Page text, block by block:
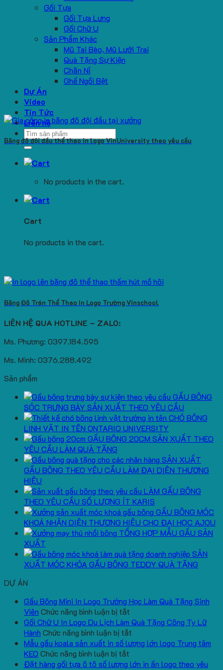
Gối Tựa
Gối Tựa Lưng
Gối Chữ U
Sản Phẩm Khác
Mũ Tai Bèo, Mũ Lưỡi Trai
Quà Tặng Sự Kiện
Chăn Nỉ
Ghế Ngồi Bệt
Dự Án
Video
Tin Tức
Liên hệ
Search
for:
No products in the cart.
Cart
No products in the cart.
Băng đô đội đầu thể thao in logo VinUniversity theo yêu cầu
Băng Đô Trán Thể Thao In Logo Trường Vinschool
LIÊN HỆ QUA HOTLINE – ZALO:
Ms. Phương: 0397.184.595
Ms. Minh: 0376.288.492
Sản phẩm
GẤU BÔNG
SÓC TRƯNG BÀY SẢN XUẤT THEO YÊU CẦU
CHÓ BÔNG
LINH VẬT IN TÊN ONTARIO UNIVERSITY
GẤU BÔNG 20CM SẢN XUẤT THEO
YÊU CẦU LÀM QUÀ TẶNG
SẢN XUẤT
GẤU BÔNG THEO YÊU CẦU LÀM ĐẠI DIỆN THƯƠNG
HIỆU
LÀM GẤU BÔNG
THEO YÊU CẦU SỐ LƯỢNG ÍT KARIS
GẤU BÔNG MÓC
KHOÁ NHẬN DIỆN THƯƠNG HIỆU CHO ĐẠI HỌC AJOU
TỔNG HỢP MẪU GẤU SẢN
XUẤT
SẢN
XUẤT MÓC KHÓA GẤU BÔNG TEDDY QUÀ TẶNG
DỰ ÁN
Gấu Bông Mini In Logo Trường Học Làm Quà Tặng Sinh
Viên Chức năng bình luận bị tắt
Gấu
Bông
Mini
Logo
Gối Chữ U In Logo Du Lịch Làm Quà Tặng Công Ty Lữ
Hành Chức năng bình luận bị tắt
Gối
U
Mẫu gấu koala sản xuất in số lượng lớn logo Trung tâm
KEO Chức năng bình luận bị tắt
Mẫu
Đặt hàng gối tựa ô tô số lượng lớn in ấn logo theo yêu